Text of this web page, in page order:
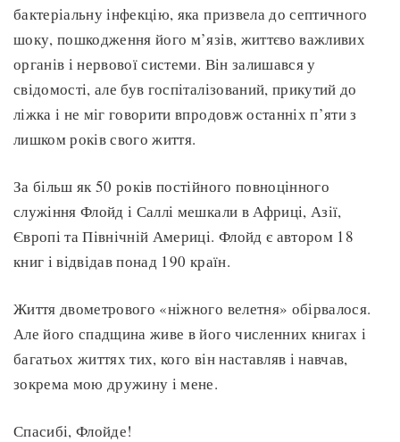
бактеріальну інфекцію, яка призвела до септичного
шоку, пошкодження його м’язів, життєво важливих
органів і нервової системи. Він залишався у
свідомості, але був госпіталізований, прикутий до
ліжка і не міг говорити впродовж останніх п’яти з
лишком років свого життя.
За більш як 50 років постійного повноцінного
служіння Флойд і Саллі мешкали в Африці, Азії,
Європі та Північній Америці. Флойд є автором 18
книг і відвідав понад 190 країн.
Життя двометрового «ніжного велетня» обірвалося.
Але його спадщина живе в його численних книгах і
багатьох життях тих, кого він наставляв і навчав,
зокрема мою дружину і мене.
Спасибі, Флойде!